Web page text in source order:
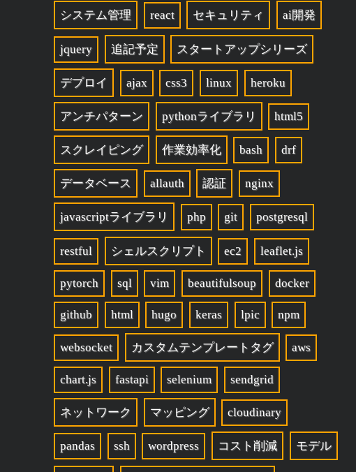
システム管理 react セキュリティ ai開発
jquery 追記予定 スタートアップシリーズ
デプロイ ajax css3 linux heroku
アンチパターン pythonライブラリ html5
スクレイピング 作業効率化 bash drf
データベース allauth 認証 nginx
javascriptライブラリ php git postgresql
restful シェルスクリプト ec2 leaflet.js
pytorch sql vim beautifulsoup docker
github html hugo keras lpic npm
websocket カスタムテンプレートタグ aws
chart.js fastapi selenium sendgrid
ネットワーク マッピング cloudinary
pandas ssh wordpress コスト削減 モデル